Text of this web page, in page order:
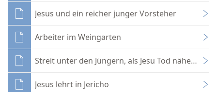
Jesus und ein reicher junger Vorsteher
Arbeiter im Weingarten
Streit unter den Jüngern, als Jesu Tod näher rückt
Jesus lehrt in Jericho